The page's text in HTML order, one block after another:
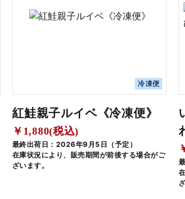
冷凍便
紅鮭親子ルイベ《冷凍便》
￥1,880(税込)
最終出荷日：2026年9月5日（予定）
在庫状況により、販売期間が前後する場合がご
ざいます。